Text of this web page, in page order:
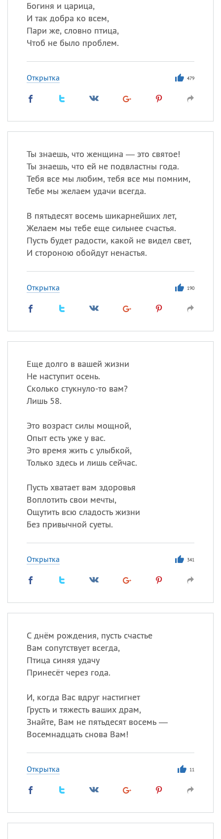
Богиня и царица,
И так добра ко всем,
Пари же, словно птица,
Чтоб не было проблем.
Открытка 479
Ты знаешь, что женщина — это святое!
Ты знаешь, что ей не подвластны года.
Тебя все мы любим, тебя все мы помним,
Тебе мы желаем удачи всегда.
В пятьдесят восемь шикарнейших лет,
Желаем мы тебе еще сильнее счастья.
Пусть будет радости, какой не видел свет,
И стороною обойдут ненастья.
Открытка 190
Еще долго в вашей жизни
Не наступит осень.
Сколько стукнуло-то вам?
Лишь 58.
Это возраст силы мощной,
Опыт есть уже у вас.
Это время жить с улыбкой,
Только здесь и лишь сейчас.
Пусть хватает вам здоровья
Воплотить свои мечты,
Ощутить всю сладость жизни
Без привычной суеты.
Открытка 341
С днём рождения, пусть счастье
Вам сопутствует всегда,
Птица синяя удачу
Принесёт через года.
И, когда Вас вдруг настигнет
Грусть и тяжесть ваших драм,
Знайте, Вам не пятьдесят восемь —
Восемнадцать снова Вам!
Открытка 11
ИМЕНА
Сегодня празднуют именины
Посмотреть значениеи
происхождение